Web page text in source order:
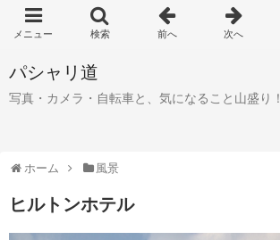
パシャリ道
写真・カメラ・自転車と、気になること山盛り！
ホーム 風景
ヒルトンホテル